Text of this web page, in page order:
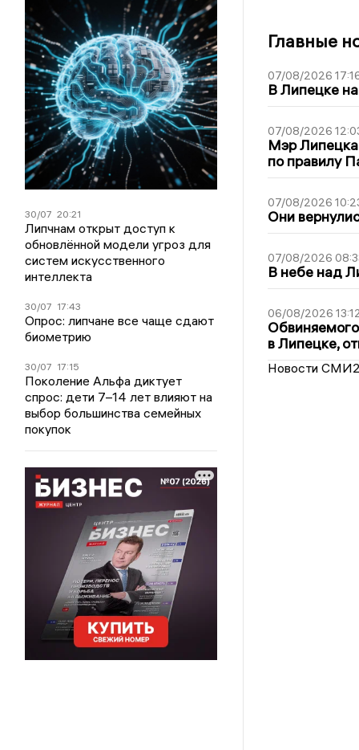
30/07 20:21
Липчнам открыт доступ к
обновлённой модели угроз для
систем искусственного
интеллекта
30/07 17:43
Опрос: липчане все чаще сдают
биометрию
30/07 17:15
Поколение Альфа диктует
спрос: дети 7–14 лет влияют на
выбор большинства семейных
покупок
Главные
07/08/2026
В Липецке
07/08/2026
Мэр
по правилу
07/08/2026
Они
07/08/2026
В небе над
06/08/2026
в Липецке,
Новости СМИ2